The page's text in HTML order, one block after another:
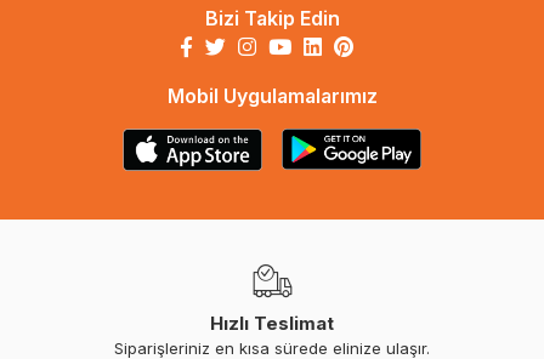
Bizi Takip Edin
Mobil Uygulamalarımız
Hızlı Teslimat
Siparişleriniz en kısa sürede elinize ulaşır.